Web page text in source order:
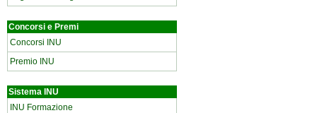
Concorsi e Premi
Concorsi INU
Premio INU
Sistema INU
INU Formazione